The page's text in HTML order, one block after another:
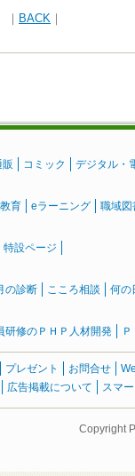
｜ BACK ｜
コミック デジタル・
育 eラーニング 職域図
特設ページ
の診断 こころ相談 何の
研修のＰＨＰ人材開発
プレゼント お問合せ
広告掲載について スマ
Copyright